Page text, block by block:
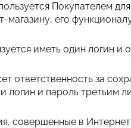
Покупателем
магазину, его
иметь один логин и
ответственность за
логин и пароль третьим
совершенные в